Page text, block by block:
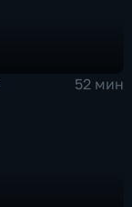
52 мин